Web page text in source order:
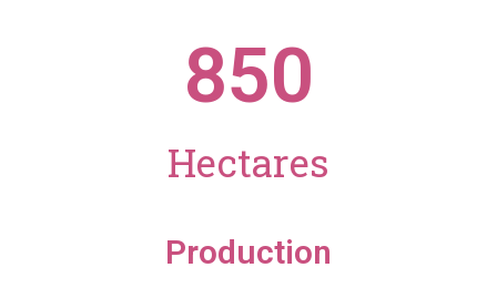
850
Hectares
Production